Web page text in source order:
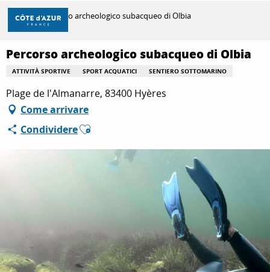
Aller
contenu
principal
SCOPRIRE
PER FARE
SOGGIORNO
Casa Percorso archeologico subacqueo di Olbia
Percorso archeologico subacqueo di Olbia
ATTIVITÀ SPORTIVE SPORT ACQUATICI SENTIERO SOTTOMARINO
Plage de l'Almanarre, 83400 Hyères
Come arrivare
CondividereAjouter aux favoris